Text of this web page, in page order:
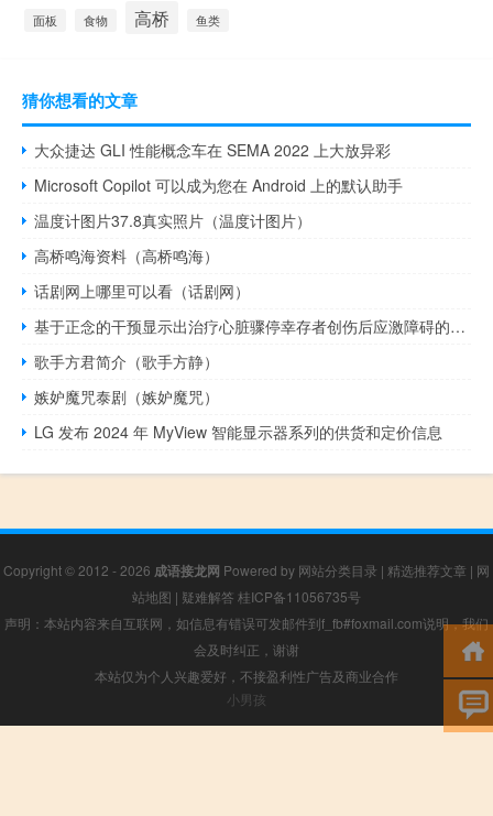
面板 食物 高桥 鱼类
猜你想看的文章
大众捷达 GLI 性能概念车在 SEMA 2022 上大放异彩
Microsoft Copilot 可以成为您在 Android 上的默认助手
温度计图片37.8真实照片（温度计图片）
高桥鸣海资料（高桥鸣海）
话剧网上哪里可以看（话剧网）
基于正念的干预显示出治疗心脏骤停幸存者创伤后应激障碍的希望
歌手方君简介（歌手方静）
嫉妒魔咒泰剧（嫉妒魔咒）
LG 发布 2024 年 MyView 智能显示器系列的​​供货和定价信息
Copyright © 2012 - 2026 成语接龙网 Powered by 网站分类目录 | 精选推荐文章 | 网
站地图 | 疑难解答 桂ICP备11056735号
声明：本站内容来自互联网，如信息有错误可发邮件到f_fb#foxmail.com说明，我们
会及时纠正，谢谢
本站仅为个人兴趣爱好，不接盈利性广告及商业合作
小男孩